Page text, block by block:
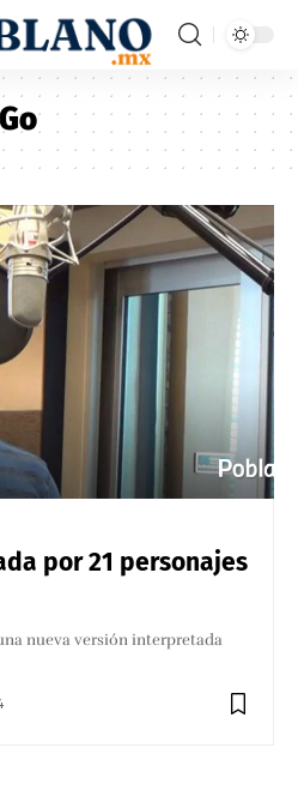
por 21 personajes
nueva versión interpretada